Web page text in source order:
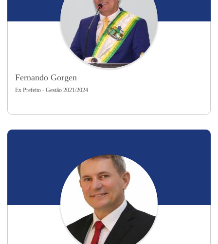
Fernando Gorgen
Ex Prefeito - Gestão 2021/2024